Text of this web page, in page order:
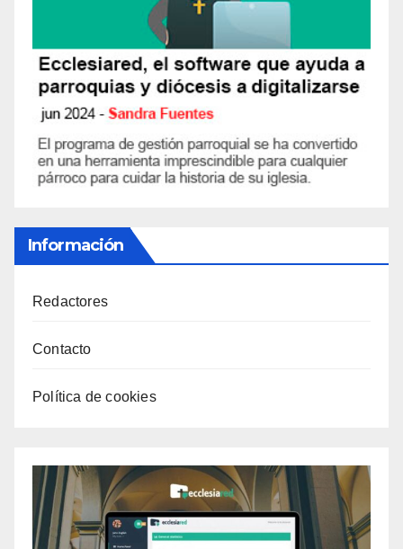
Información
Redactores
Contacto
Política de cookies